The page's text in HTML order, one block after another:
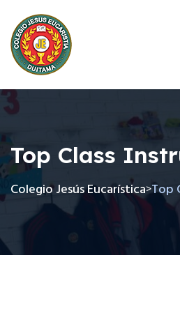
Top Class
Colegio Jesús Eucarística>Top